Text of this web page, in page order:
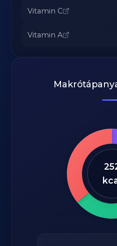
Vitamin C
Vitamin A